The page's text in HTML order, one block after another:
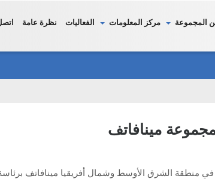
المجموعة مركز المعلومات الفعاليات نظرة عامة
مينافاتف
في منطقة الشرق الأوسط وشمال أفريقيا مينافاتف